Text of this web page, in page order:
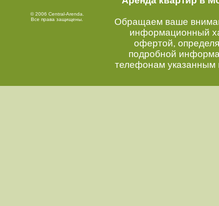
© 2006 Central-Arenda.
Все права защищены.
Обращаем ваше
информационный
офертой,
подробной
телефонам указанным